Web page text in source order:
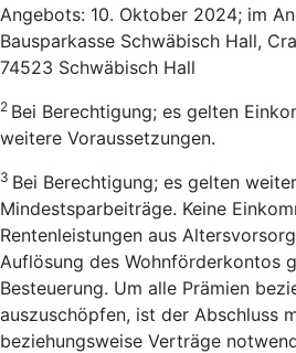
Angebots: 10. Oktober 2024; im
Bausparkasse Schwäbisch Hall,
74523 Schwäbisch Hall
2 Bei Berechtigung; es gelten
weitere Voraussetzungen.
3 Bei Berechtigung; es gelten
Mindestsparbeiträge. Keine
Rentenleistungen aus
Auflösung des Wohnförderkontos
Besteuerung. Um alle Prämien
auszuschöpfen, ist der Abschluss
beziehungsweise Verträge